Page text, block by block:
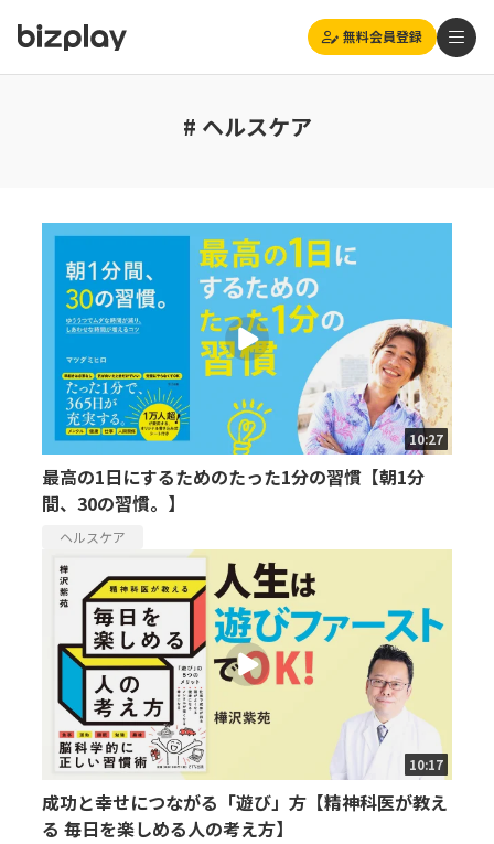
無料会員登録
# ヘルスケア
10:27
最高の1日にするためのたった1分の習慣【朝1分
間、30の習慣。】
ヘルスケア
10:17
成功と幸せにつながる「遊び」方【精神科医が教え
る 毎日を楽しめる人の考え方】